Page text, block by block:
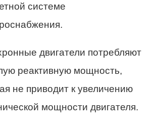
системе
двигатели потребляют
реактивную мощность,
не приводит к увеличению
мощности двигателя.